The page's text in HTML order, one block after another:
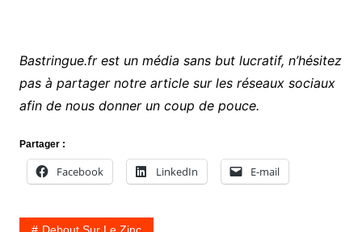
Bastringue.fr est un média sans but lucratif, n’hésitez
pas à partager notre article sur les réseaux sociaux
afin de nous donner un coup de pouce.
Partager :
Facebook LinkedIn E-mail
Debout Sur Le Zinc